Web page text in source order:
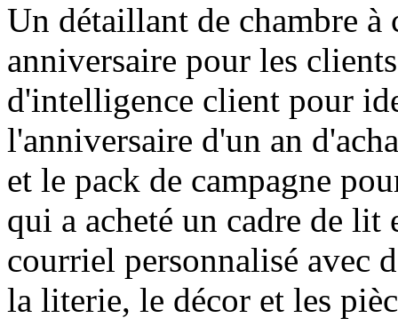
Un détaillant de chambre à
anniversaire pour les
d'intelligence client pour
l'anniversaire d'un an
et le pack de campagne
qui a acheté un cadre de
courriel personnalisé avec
la literie, le décor et les